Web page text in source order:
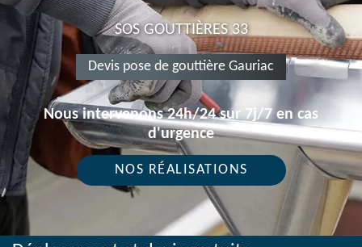
SOS GOUTTIÈRES 33
Devis pose de gouttière Gauriac
Nous intervenons 24h/24 sur 7j/7 en cas
d'urgence
NOS RÉALISATIONS